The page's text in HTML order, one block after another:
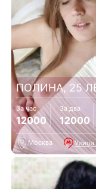
ПОЛИНА, 25
За час
12000
За два
12000
Москва Улица